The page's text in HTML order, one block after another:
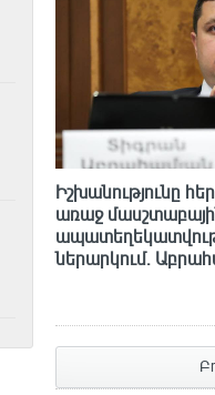
Իշխանությունը
առաջ
ներարկում․